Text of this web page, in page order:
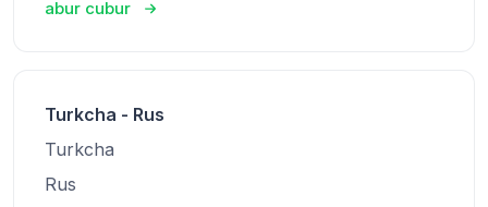
abur cubur
Turkcha - Rus
Turkcha
Rus